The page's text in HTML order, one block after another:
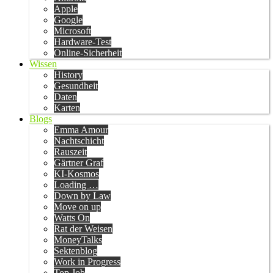
Apple
Google
Microsoft
Hardware-Test
Online-Sicherheit
Wissen
History
Gesundheit
Daten
Karten
Blogs
Emma Amour
Nachtschicht
Rauszeit
Gärtner Graf
KI-Kosmos
Loading …
Down by Law
Move on up
Watts On
Rat der Weisen
MoneyTalks
Sektenblog
Work in Progress